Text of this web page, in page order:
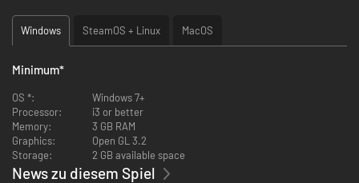
In der Tradition klassischer Pen&Paper-Rollenspiele werden in
Sie werden älter, verändern, verlieben und streiten sich und sind
Alle Helden haben ihre eigene, individuelle Geschichte und
Persönlichkeit - aber am Ende bestimmen deine Entscheidungen
und dein Kampfgeschick, welchen Weg sie beschreiten und wohin er
sie führen wird.
Jeder Held muss irgendwann sterben ... aber das bedeutet nicht,
dass du deine Lieblingscharaktere nie wiedersehen wirst. Lass sie
Windows SteamOS + Linux MacOS
Minimum*
OS *:
Windows 7+
Processor:
i3 or better
Memory:
3 GB RAM
Graphics:
Open GL 3.2
Storage:
2 GB available space
News zu diesem Spiel